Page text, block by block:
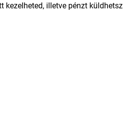
kezelheted, illetve pénzt küldhetsz